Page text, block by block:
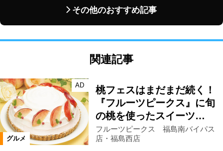
その他のおすすめ記事
関連記事
グルメ
AD
桃フェスはまだまだ続く！
『フルーツピークス』に旬
の桃を使ったスイーツ…
フルーツピークス 福島南バイパス
店・福島西店